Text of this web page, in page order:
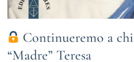
Continueremo a
“Madre” Teresa